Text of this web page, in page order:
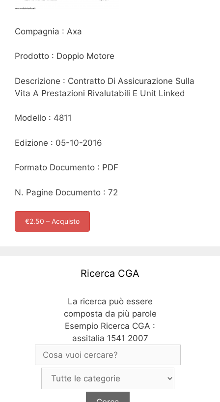
Compagnia : Axa
Prodotto : Doppio Motore
Descrizione : Contratto Di Assicurazione Sulla
Vita A Prestazioni Rivalutabili E Unit Linked
Modello : 4811
Edizione : 05-10-2016
Formato Documento : PDF
N. Pagine Documento : 72
€2.50 – Acquisto
Ricerca CGA
La ricerca può essere
composta da più parole
Esempio Ricerca CGA :
assitalia 1541 2007